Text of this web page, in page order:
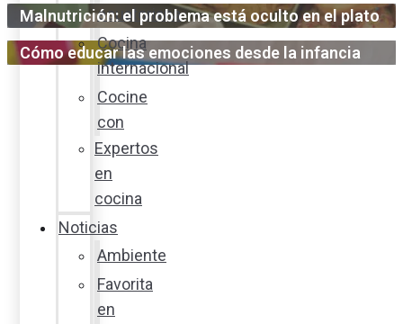
ecuatoriana
Cocina
internacional
Cocine
con
Expertos
en
cocina
Noticias
Ambiente
Favorita
en
Malnutrición: el problema está oculto en el plato
Cómo educar las emociones desde la infancia